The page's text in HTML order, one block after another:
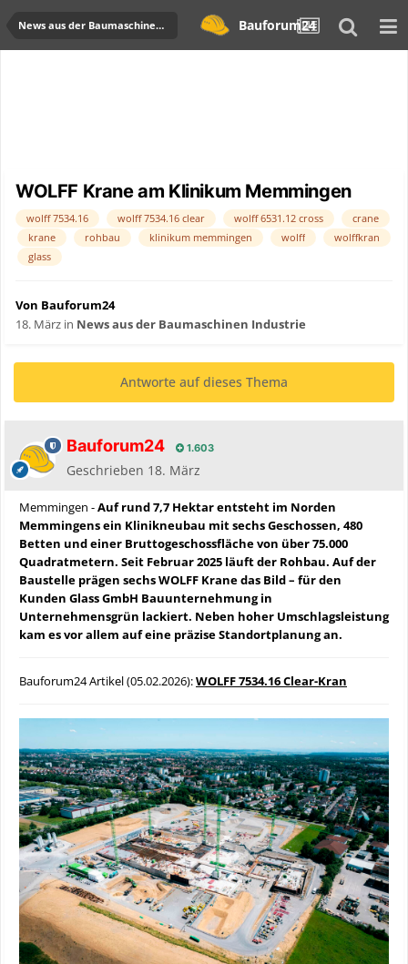
News aus der Baumaschinen Industrie Bauforum24
WOLFF Krane am Klinikum Memmingen
wolff 7534.16 wolff 7534.16 clear wolff 6531.12 cross
crane
krane
rohbau klinikum memmingen wolff
wolffkran
glass
Von Bauforum24
18. März in News aus der Baumaschinen Industrie
Antworte auf dieses Thema
Bauforum24 1.603
Geschrieben 18. März
Memmingen -Auf rund 7,7 Hektar entsteht im Norden
Memmingens ein Klinikneubau mit sechs Geschossen, 480
Betten und einer Bruttogeschossfläche von über 75.000
Quadratmetern. Seit Februar 2025 läuft der Rohbau. Auf der
Baustelle prägen sechs WOLFF Krane das Bild – für den
Kunden Glass GmbH Bauunternehmung in
Unternehmensgrün lackiert. Neben hoher Umschlagsleistung
kam es vor allem auf eine präzise Standortplanung an.
Bauforum24 Artikel (05.02.2026):WOLFF 7534.16 Clear-Kran